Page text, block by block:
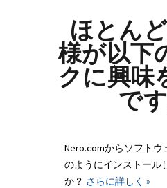
ほとん
様が以下
クに興味
です
Nero.comからソフト
のようにインストール
か？ さらに詳しく »